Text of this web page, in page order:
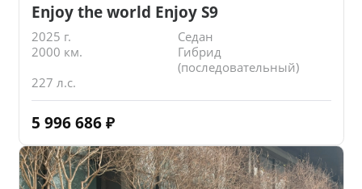
Enjoy the world Enjoy S9
2025 г.
Седан
2000 км.
Гибрид
(последовательный)
227 л.с.
5 996 686 ₽